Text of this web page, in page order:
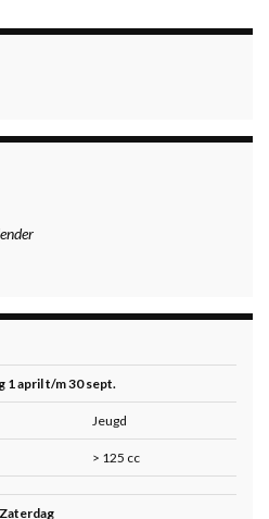
1 april t/m 30 sept.
Jeugd
> 125 cc
Zaterdag